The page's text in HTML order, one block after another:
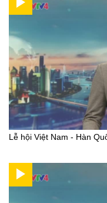
Lễ hội Việt Nam - Hàn